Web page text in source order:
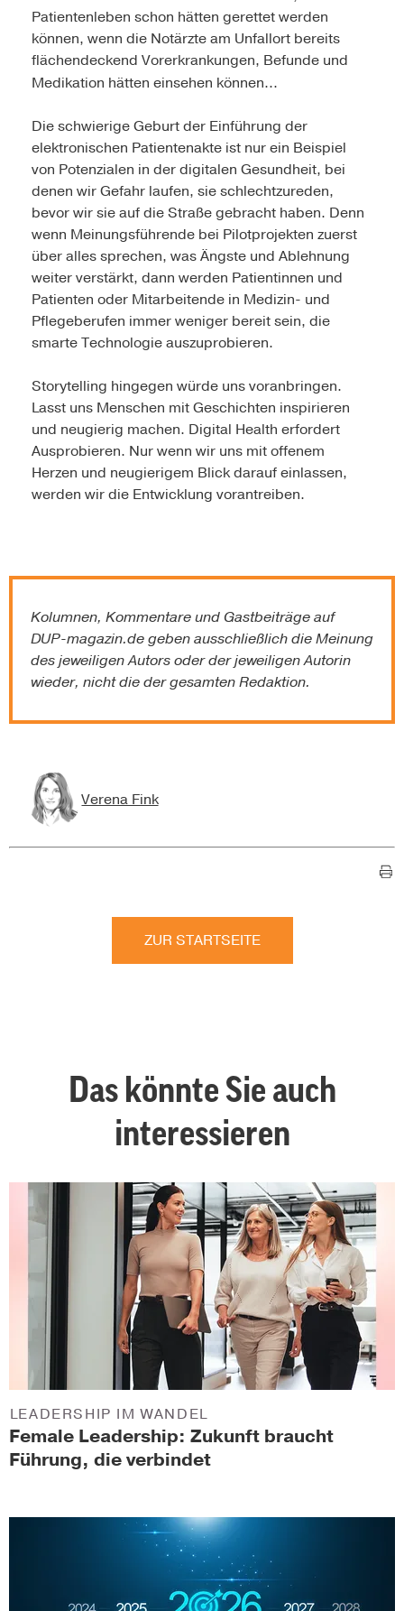
Patientenleben schon hätten gerettet werden
können, wenn die Notärzte am Unfallort bereits
flächendeckend Vorerkrankungen, Befunde und
Medikation hätten einsehen können...
Die schwierige Geburt der Einführung der
elektronischen Patientenakte ist nur ein Beispiel
von Potenzialen in der digitalen Gesundheit, bei
denen wir Gefahr laufen, sie schlechtzureden,
bevor wir sie auf die Straße gebracht haben. Denn
wenn Meinungsführende bei Pilotprojekten zuerst
über alles sprechen, was Ängste und Ablehnung
weiter verstärkt, dann werden Patientinnen und
Patienten oder Mitarbeitende in Medizin- und
Pflegeberufen immer weniger bereit sein, die
smarte Technologie auszuprobieren.
Story­telling hingegen würde uns voranbringen.
Lasst uns Menschen mit Geschichten inspirieren
und neugierig machen. Digital Health erfordert
Ausprobieren. Nur wenn wir uns mit offenem
Herzen und neugierigem Blick darauf einlassen,
werden wir die Entwicklung vorantreiben.
Kolumnen, Kommentare und Gastbeiträge auf
DUP-magazin.degeben ausschließlich die Meinung
des jeweiligen Autors oder der jeweiligen Autorin
wieder, nicht die der gesamten Redaktion.
Verena Fink
ZUR STARTSEITE
Das könnte Sie auch
interessieren
Female Leadership: Zukunft braucht
Führung, die verbindet
LEADERSHIP IM WANDEL